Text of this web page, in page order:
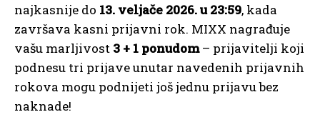
najkasnije do 13. veljače 2026. u 23:59, kada
završava kasni prijavni rok. MIXX nagrađuje
vašu marljivost 3 + 1 ponudom– prijavitelji koji
podnesu tri prijave unutar navedenih prijavnih
rokova mogu podnijeti još jednu prijavu bez
naknade!